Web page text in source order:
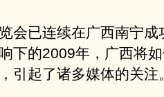
已连续在广西南宁成
下的2009年，广西将
引起了诸多媒体的关注